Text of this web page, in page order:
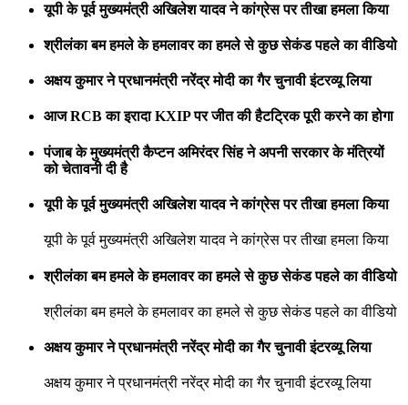
यूपी के पूर्व मुख्यमंत्री अखिलेश यादव ने कांग्रेस पर तीखा हमला किया
श्रीलंका बम हमले के हमलावर का हमले से कुछ सेकंड पहले का वीडियो
अक्षय कुमार ने प्रधानमंत्री नरेंद्र मोदी का गैर चुनावी इंटरव्यू लिया
आज RCB का इरादा KXIP पर जीत की हैटट्रिक पूरी करने का होगा
पंजाब के मुख्यमंत्री कैप्टन अमिरंदर सिंह ने अपनी सरकार के मंत्रियों
को चेतावनी दी है
यूपी के पूर्व मुख्यमंत्री अखिलेश यादव ने कांग्रेस पर तीखा हमला किया
यूपी के पूर्व मुख्यमंत्री अखिलेश यादव ने कांग्रेस पर तीखा हमला किया
श्रीलंका बम हमले के हमलावर का हमले से कुछ सेकंड पहले का वीडियो
श्रीलंका बम हमले के हमलावर का हमले से कुछ सेकंड पहले का वीडियो
अक्षय कुमार ने प्रधानमंत्री नरेंद्र मोदी का गैर चुनावी इंटरव्यू लिया
अक्षय कुमार ने प्रधानमंत्री नरेंद्र मोदी का गैर चुनावी इंटरव्यू लिया